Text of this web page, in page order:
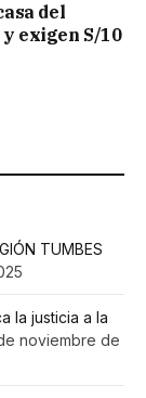
del
exigen S/10
TUMBES
la justicia a la
noviembre de